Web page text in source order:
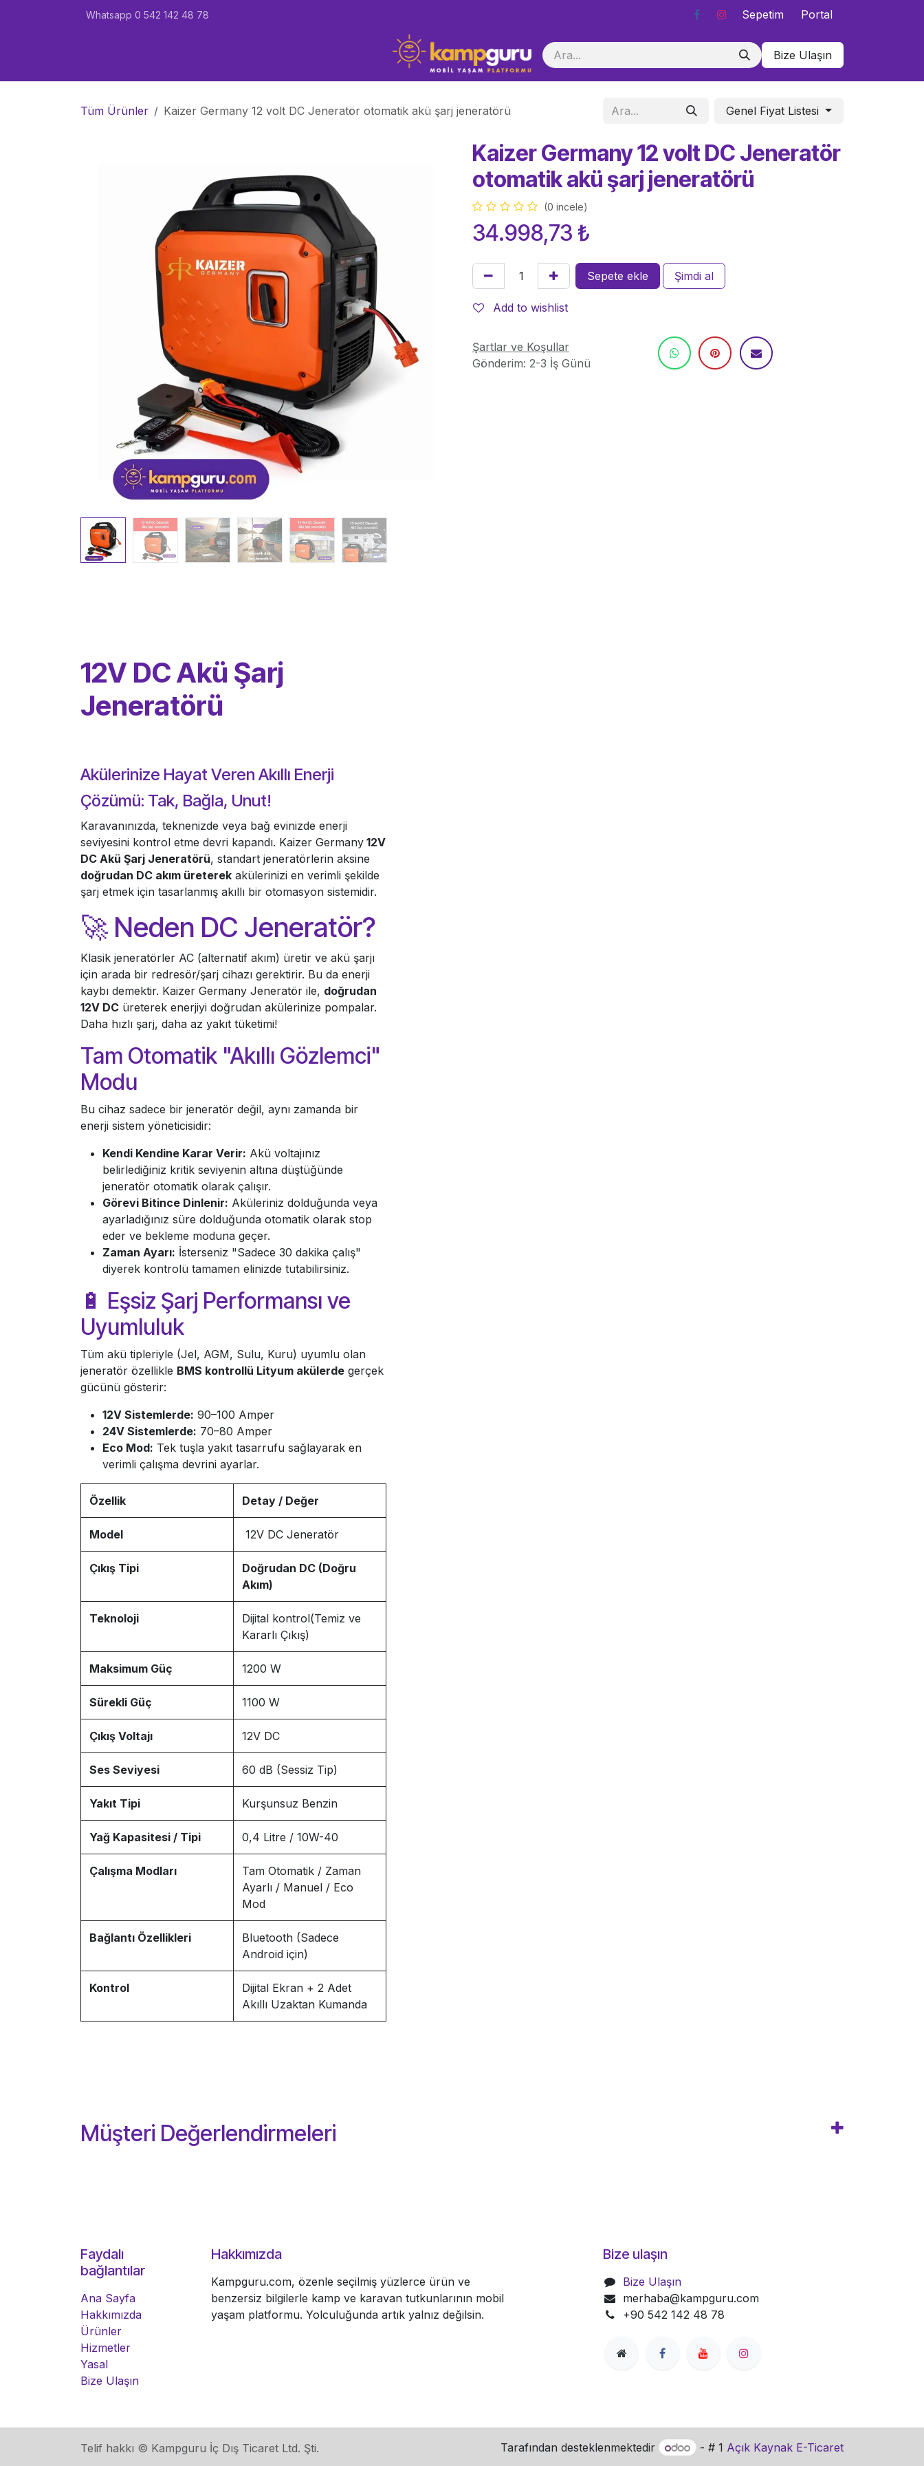
Whatsapp 0 542 142 48 78 Sepetim Portal
Bize Ulaşın
Tüm Ürünler Kaizer Germany 12 volt DC Jeneratör otomatik akü şarj jeneratörü Genel Fiyat Listesi
Kaizer Germany 12 volt DC Jeneratör
otomatik akü şarj jeneratörü
(0 incele)
34.998,73 ₺
Sepete ekle Şimdi al
Add to wishlist
Şartlar ve Koşullar
Gönderim: 2-3 İş Günü
12V DC Akü Şarj
Jeneratörü
Akülerinize Hayat Veren Akıllı Enerji
Çözümü: Tak, Bağla, Unut!
Karavanınızda, teknenizde veya bağ evinizde enerji
seviyesini kontrol etme devri kapandı. Kaizer Germany 12V
DC Akü Şarj Jeneratörü, standart jeneratörlerin aksine
doğrudan DC akım üreterek akülerinizi en verimli şekilde
şarj etmek için tasarlanmış akıllı bir otomasyon sistemidir.
🚀 Neden DC Jeneratör?
Klasik jeneratörler AC (alternatif akım) üretir ve akü şarjı
için arada bir redresör/şarj cihazı gerektirir. Bu da enerji
kaybı demektir. Kaizer Germany Jeneratör ile, doğrudan
12V DC üreterek enerjiyi doğrudan akülerinize pompalar.
Daha hızlı şarj, daha az yakıt tüketimi!
Tam Otomatik "Akıllı Gözlemci"
Modu
Bu cihaz sadece bir jeneratör değil, aynı zamanda bir
enerji sistem yöneticisidir:
Kendi Kendine Karar Verir: Akü voltajınız
belirlediğiniz kritik seviyenin altına düştüğünde
jeneratör otomatik olarak çalışır.
Görevi Bitince Dinlenir: Aküleriniz dolduğunda veya
ayarladığınız süre dolduğunda otomatik olarak stop
eder ve bekleme moduna geçer.
Zaman Ayarı: İsterseniz "Sadece 30 dakika çalış"
diyerek kontrolü tamamen elinizde tutabilirsiniz.
🔋 Eşsiz Şarj Performansı ve
Uyumluluk
Tüm akü tipleriyle (Jel, AGM, Sulu, Kuru) uyumlu olan
jeneratör özellikle BMS kontrollü Lityum akülerde gerçek
gücünü gösterir:
12V Sistemlerde: 90–100 Amper
24V Sistemlerde: 70–80 Amper
Eco Mod: Tek tuşla yakıt tasarrufu sağlayarak en
verimli çalışma devrini ayarlar.
Özellik Detay / Değer
Model 12V DC Jeneratör
Çıkış Tipi
Doğrudan DC (Doğru
Akım)
Teknoloji
Dijital kontrol(Temiz ve
Kararlı Çıkış)
Maksimum Güç 1200 W
Sürekli Güç 1100 W
Çıkış Voltajı 12V DC
Ses Seviyesi 60 dB (Sessiz Tip)
Yakıt Tipi Kurşunsuz Benzin
Yağ Kapasitesi / Tipi 0,4 Litre / 10W-40
Çalışma Modları
Tam Otomatik / Zaman
Ayarlı / Manuel / Eco
Mod
Bağlantı Özellikleri
Bluetooth (Sadece
Android için)
Kontrol
Dijital Ekran + 2 Adet
Akıllı Uzaktan Kumanda
Müşteri Değerlendirmeleri
Faydalı
bağlantılar
Ana Sayfa
Hakkımızda
Ürünler
Hizmetler
Yasal
Bize Ulaşın
Hakkımızda
Kampguru.com, özenle seçilmiş yüzlerce ürün ve
benzersiz bilgilerle kamp ve karavan tutkunlarının mobil
yaşam platformu. Yolculuğunda artık yalnız değilsin.
Bize ulaşın
Bize Ulaşın
merhaba@kampguru.com
+90 542 142 48 78
Telif hakkı © Kampguru İç Dış Ticaret Ltd. Şti. Tarafından desteklenmektedir - # 1 Açık Kaynak E-Ticaret